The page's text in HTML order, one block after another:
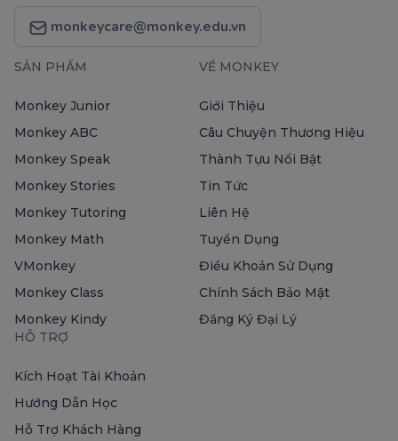
monkeycare@monkey.edu.vn
SẢN PHẨM
Monkey Junior
Monkey ABC
Monkey Speak
Monkey Stories
Monkey Tutoring
Monkey Math
VMonkey
Monkey Class
Monkey Kindy
VỀ MONKEY
Giới Thiệu
Câu Chuyện Thương Hiệu
Thành Tựu Nổi Bật
Tin Tức
Liên Hệ
Tuyển Dụng
Điều Khoản Sử Dụng
Chính Sách Bảo Mật
Đăng Ký Đại Lý
HỖ TRỢ
Kích Hoạt Tài Khoản
Hướng Dẫn Học
Hỗ Trợ Khách Hàng